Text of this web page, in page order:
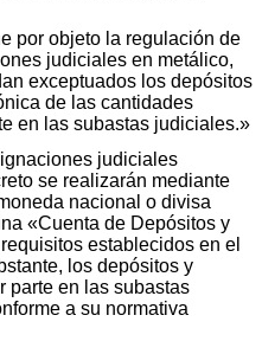
por objeto la regulación de
judiciales en metálico,
exceptuados los depósitos
de las cantidades
en las subastas judiciales.»
judiciales
se realizarán mediante
nacional o divisa
«Cuenta de Depósitos y
establecidos en el
los depósitos y
parte en las subastas
a su normativa